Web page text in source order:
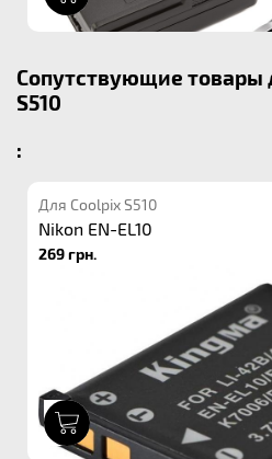
Сопутствующие товары
S510
:
Для Coolpix S510
Nikon EN-EL10
269 грн.